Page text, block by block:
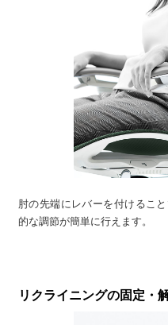
肘の先端にレバーを付けるこ
的な調節が簡単に行えます。
リクライニングの固定・